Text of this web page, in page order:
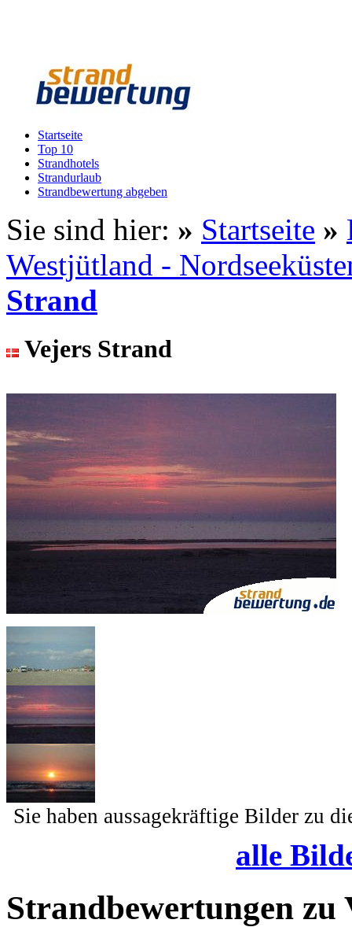
Startseite
Top 10
Strandhotels
Strandurlaub
Strandbewertung abgeben
Sie sind hier: » Startseite »
Westjütland -
Strand
Vejers Strand
Sie haben aussagekräftige Bilder zu
alle
Strandbewertungen zu